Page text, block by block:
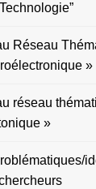
Réseau
»
réseau
»